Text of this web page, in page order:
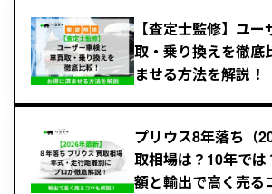
【査定士監修】ユー
取・乗り換えを徹底
ませる方法を解説！
プリウス8年落ち（
取相場は？10年で
額と輸出で高く売る